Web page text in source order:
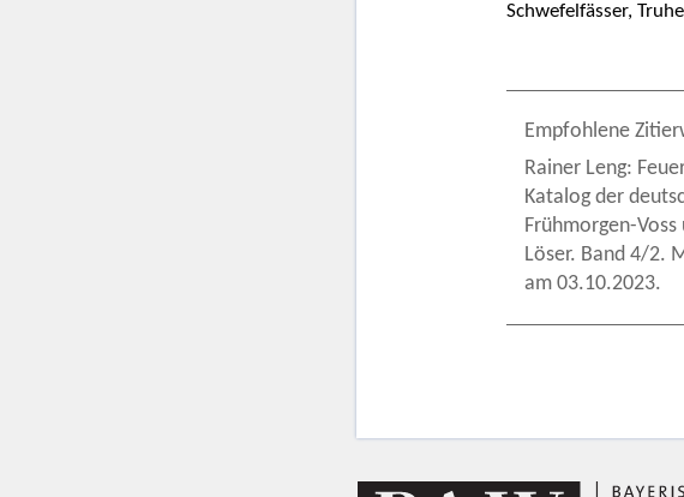
Schwefelfässer,
Empfohlene
Rainer Leng:
Katalog der
Frühmorgen-
Löser. Band 4/2.
am 03.10.2023.